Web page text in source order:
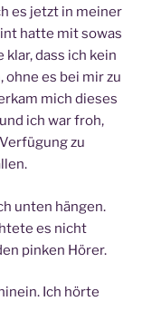
es jetzt in meiner
hatte mit sowas
dass ich kein
es bei mir zu
mich dieses
ich war froh,
zu
unten hängen.
es nicht
pinken Hörer.
Ich hörte